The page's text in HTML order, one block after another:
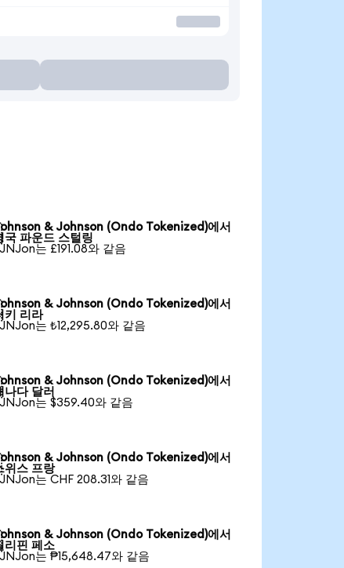
& Johnson (Ondo Tokenized)에서
국 파운드 스털링
JNJon는 £191.08와 같음
& Johnson (Ondo Tokenized)에서
키 리라
JNJon는 ₺12,295.80와 같음
& Johnson (Ondo Tokenized)에서
나다 달러
JNJon는 $359.40와 같음
& Johnson (Ondo Tokenized)에서
위스 프랑
JNJon는 CHF 208.31와 같음
& Johnson (Ondo Tokenized)에서
리핀 페소
JNJon는 ₱15,648.47와 같음